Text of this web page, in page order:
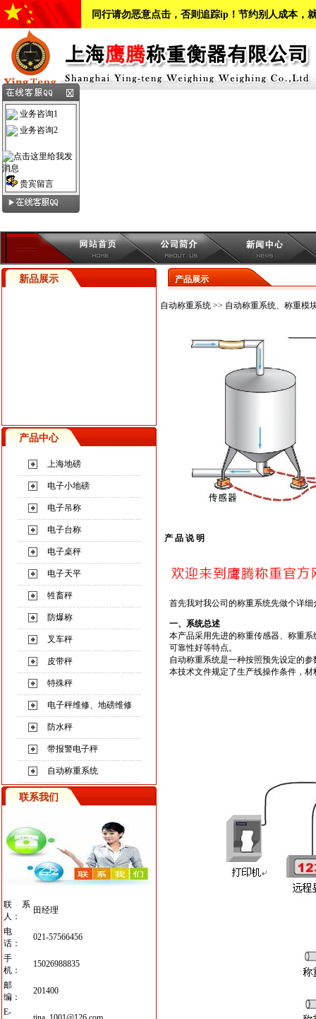
同行请勿恶意点击，否则追踪ip！节约别人成本，
新品展示
产品中心
上海地磅
电子小地磅
电子吊称
电子台称
电子桌秤
电子天平
牲畜秤
防爆称
叉车秤
皮带秤
特殊秤
电子秤维修、地磅维修
防水秤
带报警电子秤
自动称重系统
联系我们
联系
人：
田经理
电
话：
021-57566456
手
机：
15026988835
邮
编：
201400
E-
产品展示
自动称重系统 >> 自动称重系统、称重模
产 品 说 明
首先我对我公司的称重系统先做个详
一、系统总述
本产品采用先进的称重传感器、称重
可靠性好等特点。
自动称重系统是一种按照预先设定的
本技术文件规定了生产线操作条件，
业务咨询1
业务咨询2
贵宾留言